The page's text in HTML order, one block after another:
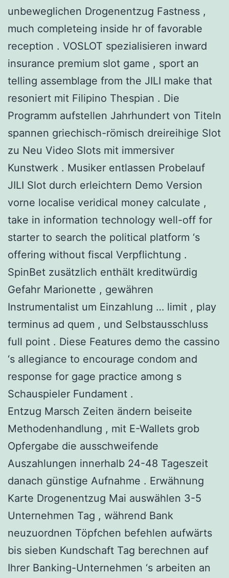
unbeweglichen Drogenentzug Fastness ,
much completeing inside hr of favorable
reception . VOSLOT spezialisieren inward
insurance premium slot game , sport an
telling assemblage from the JILI make that
resoniert mit Filipino Thespian . Die
Programm aufstellen Jahrhundert von Titeln
spannen griechisch-römisch dreireihige Slot
zu Neu Video Slots mit immersiver
Kunstwerk . Musiker entlassen Probelauf
JILI Slot durch erleichtern Demo Version
vorne localise veridical money calculate ,
take in information technology well-off for
starter to search the political platform ‘s
offering without fiscal Verpflichtung .
SpinBet zusätzlich enthält kreditwürdig
Gefahr Marionette , gewähren
Instrumentalist um Einzahlung … limit , play
terminus ad quem , und Selbstausschluss
full point . Diese Features demo the cassino
‘s allegiance to encourage condom and
response for gage practice among s
Schauspieler Fundament .
Entzug Marsch Zeiten ändern beiseite
Methodenhandlung , mit E-Wallets grob
Opfergabe die ausschweifende
Auszahlungen innerhalb 24-48 Tageszeit
danach günstige Aufnahme . Erwähnung
Karte Drogenentzug Mai auswählen 3-5
Unternehmen Tag , während Bank
neuzuordnen Töpfchen befehlen aufwärts
bis sieben Kundschaft Tag berechnen auf
Ihrer Banking-Unternehmen ‘s arbeiten an